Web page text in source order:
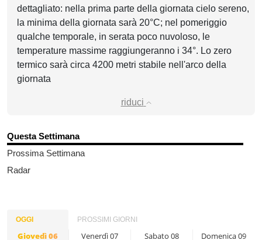
dettagliato: nella prima parte della giornata cielo sereno,
la minima della giornata sarà 20°C; nel pomeriggio
qualche temporale, in serata poco nuvoloso, le
temperature massime raggiungeranno i 34°. Lo zero
termico sarà circa 4200 metri stabile nell'arco della
giornata
riduci
Questa Settimana
Prossima Settimana
Radar
OGGI PROSSIMI GIORNI
Giovedì 06 Venerdì 07 Sabato 08 Domenica 09